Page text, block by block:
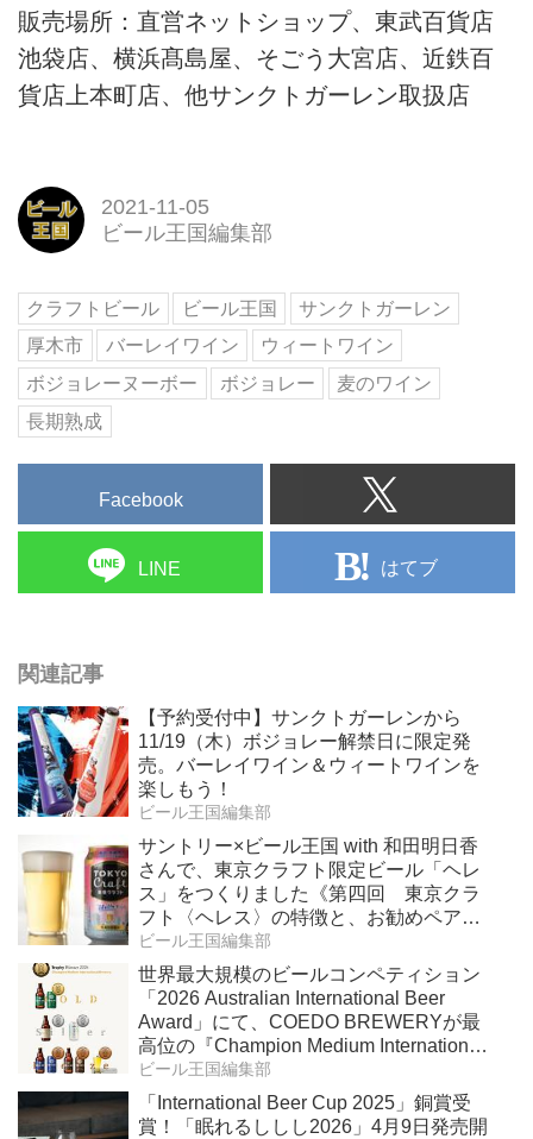
販売場所：直営ネットショップ、東武百貨店
池袋店、横浜髙島屋、そごう大宮店、近鉄百
貨店上本町店、他サンクトガーレン取扱店
2021-11-05
ビール王国編集部
クラフトビール ビール王国
サンクトガーレン
厚木市
バーレイワイン
ウィートワイン
ボジョレーヌーボー
ボジョレー
麦のワイン
長期熟成
Facebook
LINE はてブ
関連記事
【予約受付中】サンクトガーレンから
11/19（木）ボジョレー解禁日に限定発
売。バーレイワイン＆ウィートワインを
楽しもう！
ビール王国編集部
サントリー×ビール王国 with 和田明日香
さんで、東京クラフト限定ビール「ヘレ
ス」をつくりました《第四回 東京クラ
フト〈ヘレス〉の特徴と、お勧めペアリ
ング》
ビール王国編集部
世界最大規模のビールコンペティション
「2026 Australian International Beer
Award」にて、COEDO BREWERYが最
高位の『Champion Medium International
Brewery』を受賞！
ビール王国編集部
「International Beer Cup 2025」銅賞受
賞！「眠れるししし2026」4月9日発売開